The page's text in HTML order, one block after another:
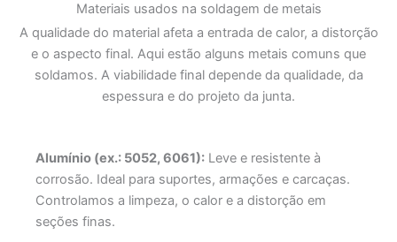
Materiais usados na soldagem de metais
A qualidade do material afeta a entrada de calor, a distorção
e o aspecto final. Aqui estão alguns metais comuns que
soldamos. A viabilidade final depende da qualidade, da
espessura e do projeto da junta.
Alumínio (ex.: 5052, 6061): Leve e resistente à
corrosão. Ideal para suportes, armações e carcaças.
Controlamos a limpeza, o calor e a distorção em
seções finas.